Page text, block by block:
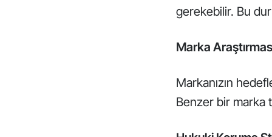
gerekebilir. Bu
Marka
Markanızın
Benzer bir marka